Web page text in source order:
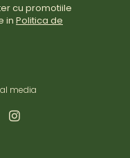
cu promotiile
in Politica de
media